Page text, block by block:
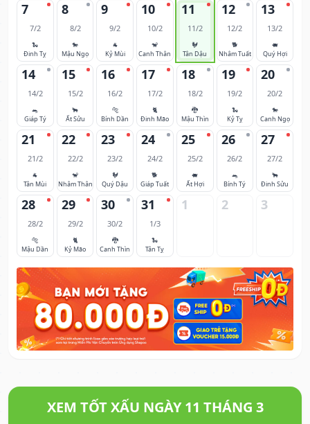
7
7/2
🐍
Đinh Tỵ
8
8/2
🐎
Mậu Ngọ
9
9/2
🐐
Kỷ Mùi
10
10/2
🐒
Canh Thân
11
11/2
🐓
Tân Dậu
12
12/2
🐕
Nhâm Tuất
13
13/2
🐖
Quý Hợi
14
14/2
🐀
Giáp Tý
15
15/2
🐂
Ất Sửu
16
16/2
🐅
Bính Dần
17
17/2
🐈
Đinh Mão
18
18/2
🐉
Mậu Thìn
19
19/2
🐍
Kỷ Tỵ
20
20/2
🐎
Canh Ngọ
21
21/2
🐐
Tân Mùi
22
22/2
🐒
Nhâm Thân
23
23/2
🐓
Quý Dậu
24
24/2
🐕
Giáp Tuất
25
25/2
🐖
Ất Hợi
26
26/2
🐀
Bính Tý
27
27/2
🐂
Đinh Sửu
28
28/2
🐅
Mậu Dần
29
29/2
🐈
Kỷ Mão
30
30/2
🐉
Canh Thìn
31
1/3
🐍
Tân Tỵ
1 2 3
XEM TỐT XẤU NGÀY 11 THÁNG 3